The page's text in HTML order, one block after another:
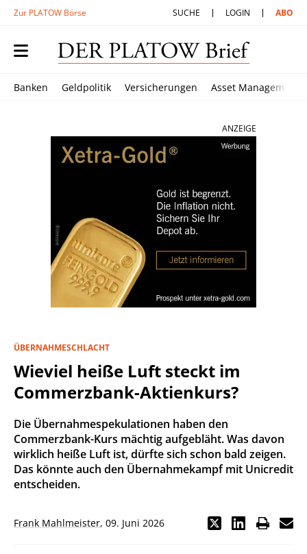
Zur PLATOW Börse SUCHE LOGIN ABO
Banken Geldpolitik Versicherungen Asset Management
ANZEIGE
ÜBERNAHMESCHLACHT
Wieviel heiße Luft steckt im
Commerzbank-Aktienkurs?
Die Übernahmespekulationen haben den
Commerzbank-Kurs mächtig aufgebläht. Was davon
wirklich heiße Luft ist, dürfte sich schon bald zeigen.
Das könnte auch den Übernahmekampf mit Unicredit
entscheiden.
Frank Mahlmeister, 09. Juni 2026